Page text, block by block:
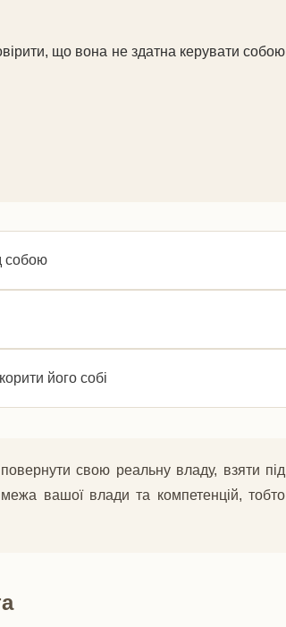
що вона не здатна керувати собою
собою
його собі
свою реальну владу, взяти під
вашої влади та компетенцій, тобто